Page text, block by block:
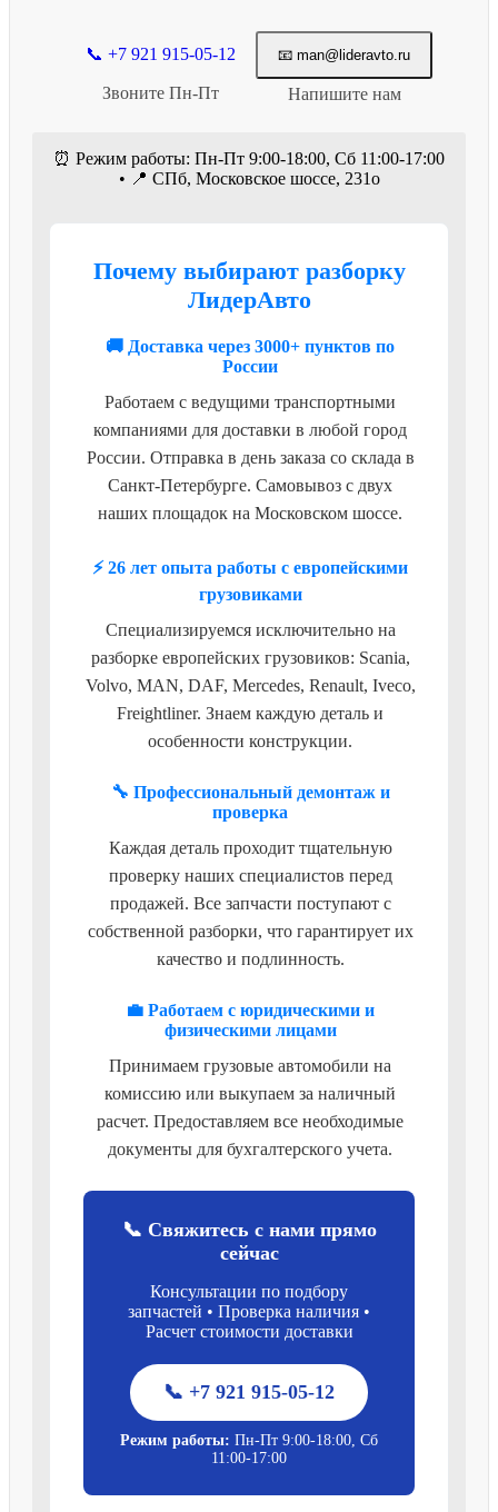
📞 +7 921 915-05-12
Звоните Пн-Пт
📧 man@lideravto.ru
Напишите нам
⏰ Режим работы: Пн-Пт 9:00-18:00, Сб 11:00-17:00
• 📍 СПб, Московское шоссе, 231о
Почему выбирают разборку
ЛидерАвто
🚚 Доставка через 3000+ пунктов по
России
Работаем с ведущими транспортными
компаниями для доставки в любой город
России. Отправка в день заказа со склада в
Санкт-Петербурге. Самовывоз с двух
наших площадок на Московском шоссе.
⚡ 26 лет опыта работы с европейскими
грузовиками
Специализируемся исключительно на
разборке европейских грузовиков: Scania,
Volvo, MAN, DAF, Mercedes, Renault, Iveco,
Freightliner. Знаем каждую деталь и
особенности конструкции.
🔧 Профессиональный демонтаж и
проверка
Каждая деталь проходит тщательную
проверку наших специалистов перед
продажей. Все запчасти поступают с
собственной разборки, что гарантирует их
качество и подлинность.
💼 Работаем с юридическими и
физическими лицами
Принимаем грузовые автомобили на
комиссию или выкупаем за наличный
расчет. Предоставляем все необходимые
документы для бухгалтерского учета.
📞 Свяжитесь с нами прямо
сейчас
Консультации по подбору
запчастей • Проверка наличия •
Расчет стоимости доставки
📞 +7 921 915-05-12
Режим работы: Пн-Пт 9:00-18:00, Сб
11:00-17:00